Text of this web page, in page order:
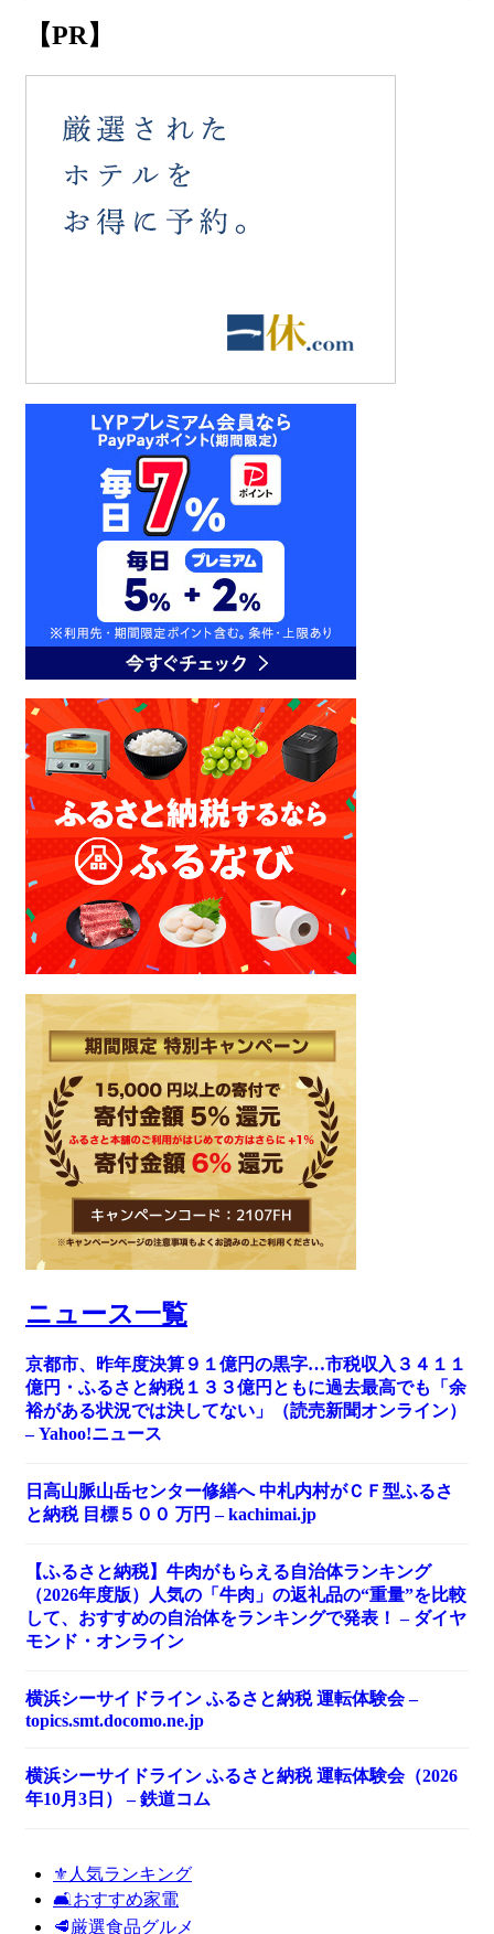
【PR】
ニュース一覧
京都市、昨年度決算９１億円の黒字…市税収入３４１１
億円・ふるさと納税１３３億円ともに過去最高でも「余
裕がある状況では決してない」（読売新聞オンライン）
– Yahoo!ニュース
日高山脈山岳センター修繕へ 中札内村がＣＦ型ふるさ
と納税 目標５００ 万円 – kachimai.jp
【ふるさと納税】牛肉がもらえる自治体ランキング
（2026年度版）人気の「牛肉」の返礼品の“重量”を比較
して、おすすめの自治体をランキングで発表！ – ダイヤ
モンド・オンライン
横浜シーサイドライン ふるさと納税 運転体験会 –
topics.smt.docomo.ne.jp
横浜シーサイドライン ふるさと納税 運転体験会（2026
年10月3日） – 鉄道コム
⚜️人気ランキング
🛋️おすすめ家電
🥩厳選食品グルメ